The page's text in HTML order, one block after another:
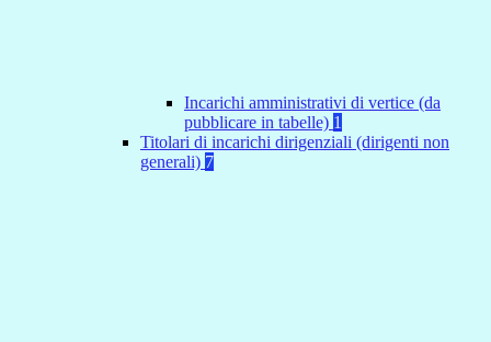
Incarichi amministrativi di vertice (da
pubblicare in tabelle) 1
Titolari di incarichi dirigenziali (dirigenti non
generali) 7